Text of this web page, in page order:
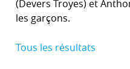
(Devers Troyes) et
les garçons.
Tous les résultats